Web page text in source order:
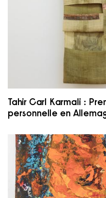
Tahir Carl Karmali :
personnelle en